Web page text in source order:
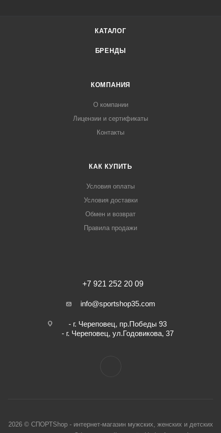
КАТАЛОГ
БРЕНДЫ
КОМПАНИЯ
О компании
Лицензии и сертификаты
Контакты
КАК КУПИТЬ
Условия оплаты
Условия доставки
Обмен и возврат
Правила продажи
+7 921 252 20 09
info@sportshop35.com
- г. Череповец, пр.Победы 93
- г. Череповец, ул.Годовикова, 37
2026 © СПОРТShop - интернет-магазин мужских, женских и детских